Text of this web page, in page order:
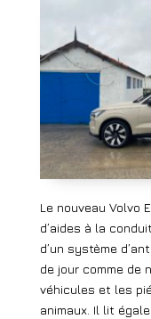
Le nouveau Volvo
d’aides à la
d’un système
de jour comme de
véhicules et les
animaux. Il lit